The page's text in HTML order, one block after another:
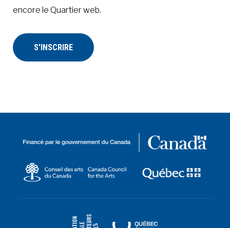
encore le Quartier web.
S'INSCRIRE